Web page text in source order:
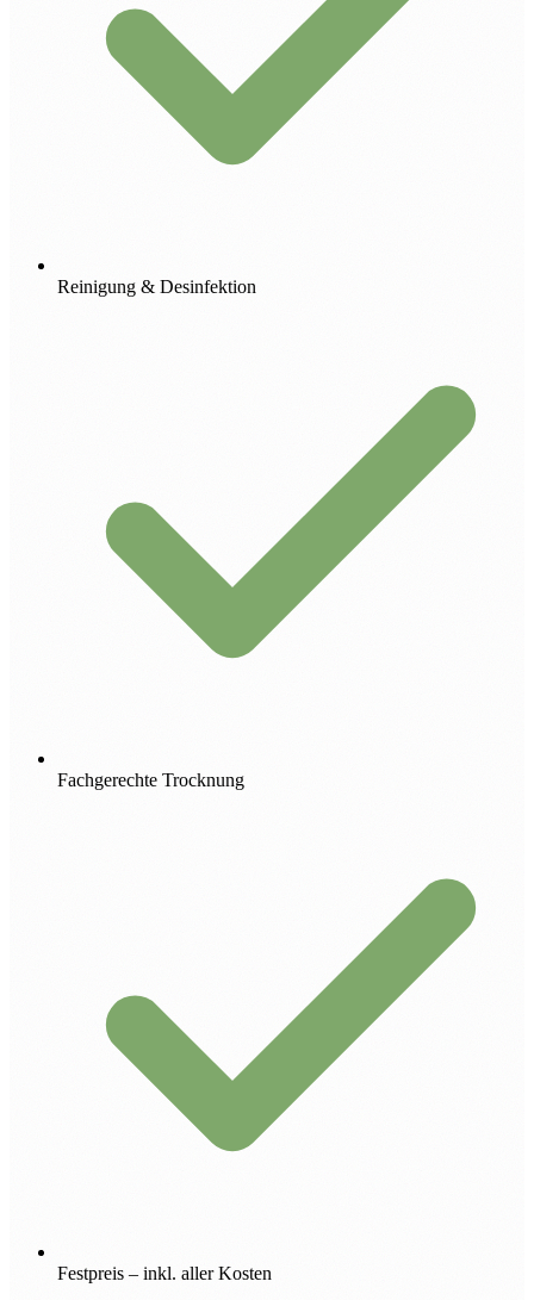
Reinigung & Desinfektion
Fachgerechte Trocknung
Festpreis – inkl. aller Kosten